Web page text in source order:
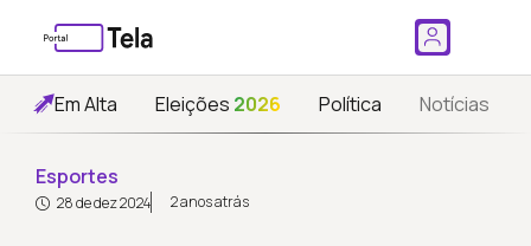
Em Alta Eleições 2026 Política Notícias
Esportes
28 de dez 2024 2 anos atrás